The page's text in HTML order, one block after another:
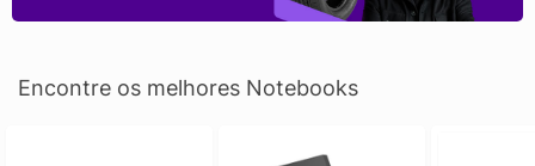
Encontre os melhores Notebooks